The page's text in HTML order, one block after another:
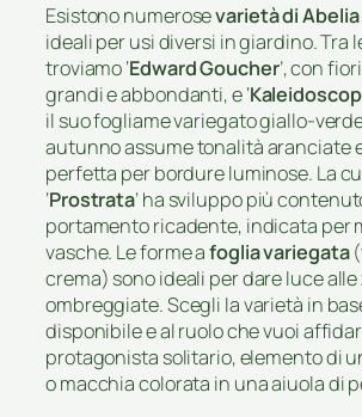
Esistono numerosevarietà di
ideali per usi diversi in giardino. Tra
troviamo ‘Edward Goucher’, con
grandi e abbondanti, e ‘
il suo fogliame variegato giallo-
autunno assume tonalità aranciate
perfetta per bordure luminose. La
‘Prostrata’ ha sviluppo più
portamento ricadente, indicata per
vasche. Le forme afoglia variegata
crema) sono ideali per dare luce alle
ombreggiate. Scegli la varietà in
disponibile e al ruolo che vuoi
protagonista solitario, elemento di
o macchia colorata in una aiuola di